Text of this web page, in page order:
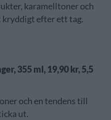
karamelltoner och
kryddigt efter ett tag.
355 ml, 19,90 kr, 5,5
och en tendens till
ut.